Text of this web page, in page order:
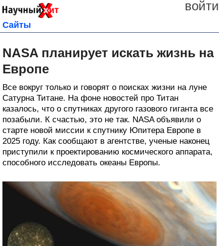
войти
Сайты
NASA планирует искать жизнь на
Европе
Все вокруг только и говорят о поисках жизни на луне
Сатурна Титане. На фоне новостей про Титан
казалось, что о спутниках другого газового гиганта все
позабыли. К счастью, это не так. NASA объявили о
старте новой миссии к спутнику Юпитера Европе в
2025 году. Как сообщают в агентстве, ученые наконец
приступили к проектированию космического аппарата,
способного исследовать океаны Европы.